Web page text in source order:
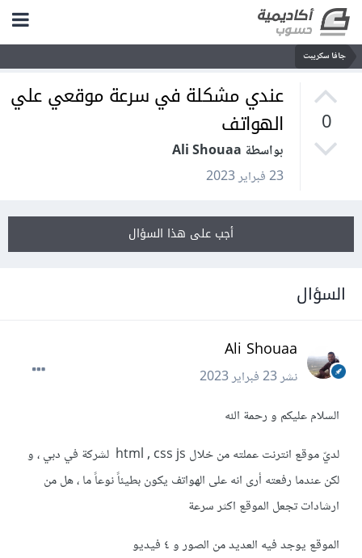
جافا سكريبت
0
عندي مشكلة في سرعة موقعي علي
الهواتف
بواسطة Ali Shouaa
23 فبراير 2023
أجب على هذا السؤال
السؤال
Ali Shouaa
نشر23 فبراير 2023
السلام عليكم و رحمة الله
لديّ موقع انترنت عملته من خلال html , css js لشركة في دبي ، و
لكن عندما رفعته أرى انه على الهواتف يكون بطيئاً نوعاً ما ، هل من
ارشادات تجعل الموقع اكثر سرعة
الموقع يوجد فيه العديد من الصور و ٤ فيديو